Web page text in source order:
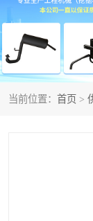
当前位置： 首页 >